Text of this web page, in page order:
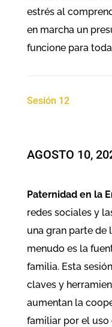
estrés al
en marcha un
funcione para
Sesión 12
AGOSTO 10,
Paternidad en la
redes sociales y
una gran parte de
menudo es la
familia. Esta
claves y
aumentan la
familiar por el uso